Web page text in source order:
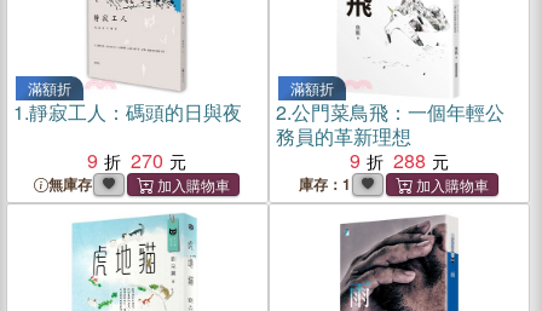
滿額折
1.靜寂工人：碼頭的日與夜
9
270
無庫存
滿額折
2.公門菜鳥飛：一個年輕公
務員的革新理想
9
288
庫存：1